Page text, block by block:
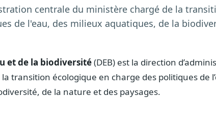
centrale du ministère chargé de la
de l'eau, des milieux aquatiques, de la
et de la biodiversité(DEB) est la direction
transition écologique en charge des politiques de
de la nature et des paysages.